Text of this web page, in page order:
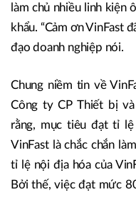
làm chủ nhiều linh kiện
khẩu. “Cảm ơn VinFast
đạo doanh nghiệp nói.
Chung niềm tin về
Công ty CP Thiết bị
rằng, mục tiêu đạt tỉ
VinFast là chắc chắn
tỉ lệ nội địa hóa của
Bởi thế, việc đạt mức